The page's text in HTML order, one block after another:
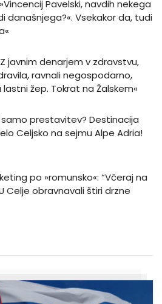
Pavelski, navdih nekega
današnjega?«. Vsekakor da, tudi
javnim denarjem v zdravstvu,
ravnali negospodarno,
žep. Tokrat na Žalskem«
samo prestavitev? Destinacija
Celjsko na sejmu Alpe Adria!
po »romunsko«: “Včeraj na
Celje obravnavali štiri drzne